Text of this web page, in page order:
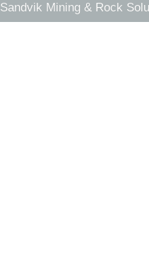
Sandvik Mining & Rock